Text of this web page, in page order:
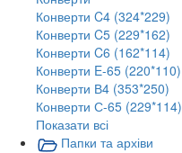
Конверти C4 (324*229)
Конверти C5 (229*162)
Конверти C6 (162*114)
Конверти E-65 (220*110)
Конверти В4 (353*250)
Конверти С-65 (229*114)
Показати всі
Папки та архіви